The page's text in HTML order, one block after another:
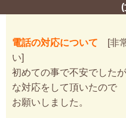
(
電話の対応について [非
い]
初めての事で不安でした
な対応をして頂いたので
お願いしました。